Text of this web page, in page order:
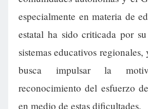
especialmente en materia de
estatal ha sido criticada por
sistemas educativos regionales,
busca impulsar la
reconocimiento del esfuerzo
en medio de estas dificultades.